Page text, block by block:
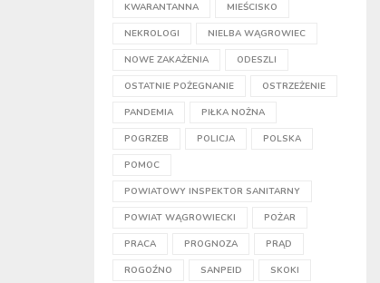
KWARANTANNA MIEŚCISKO
NEKROLOGI NIELBA WĄGROWIEC
NOWE ZAKAŻENIA ODESZLI
OSTATNIE POŻEGNANIE OSTRZEŻENIE
PANDEMIA PIŁKA NOŻNA
POGRZEB POLICJA POLSKA
POMOC
POWIATOWY INSPEKTOR SANITARNY
POWIAT WĄGROWIECKI POŻAR
PRACA PROGNOZA PRĄD
ROGOŹNO SANPEID SKOKI